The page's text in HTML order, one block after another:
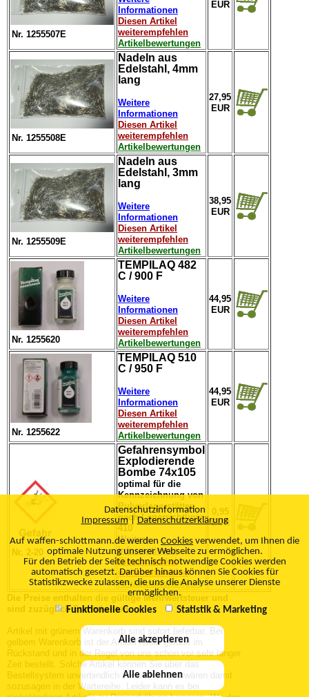
Nr. 1255507E
Informationen
Diesen Artikel
weiterempfehlen
Artikelbewertungen
EUR
Nr. 1255508E
Nadeln aus
Edelstahl, 4mm
lang
Weitere
Informationen
Diesen Artikel
weiterempfehlen
Artikelbewertungen
27,95
EUR
Nr. 1255509E
Nadeln aus
Edelstahl, 3mm
lang
Weitere
Informationen
Diesen Artikel
weiterempfehlen
Artikelbewertungen
38,95
EUR
Nr. 1255620
TEMPILAQ 482
C / 900 F
Weitere
Informationen
Diesen Artikel
weiterempfehlen
Artikelbewertungen
44,95
EUR
Nr. 1255622
TEMPILAQ 510
C / 950 F
Weitere
Informationen
Diesen Artikel
weiterempfehlen
Artikelbewertungen
44,95
EUR
Nr. 2-20
Gefahrensymbol
Explodierende
Bombe 74x105
optimal für die
Kennzeichnung von
Pulverlagerstätten
nach Lagerrichtlinie
410
Weitere
Informationen
Diesen Artikel
weiterempfehlen
Artikelbewertungen
0,95
EUR
Die Preise enthalten die gültige Mehrwertsteuer und
sind zuzüglich Frachtkosten.
Artikel mit grünem Warenkorb sind sofort lieferbar. Bei
gelbem Warenkorb ist der Artikel leider gerade im
Rückstand und in der Regel von uns schon vor sehr langer
Zeit bestellt. Solche Artikel können Sie über das
Bestellsystem unverbindlich vormerken und wären damit
sozusagen in der Wartereihe. Leider kann es bei
Datenschutzinformation
Impressum| Datenschutzerklärung
Auf waffen-schlottmann.de werden Cookies verwendet, um Ihnen die
optimale Nutzung unserer Webseite zu ermöglichen.
Für den Betrieb der Seite technisch notwendige Cookies werden
automatisch gesetzt. Darüber hinaus können Sie Cookies für
Statistikzwecke zulassen, die uns die Analyse unserer Dienste
ermöglichen.
Funktionelle Cookies
Statistik & Marketing
Alle akzeptieren
Alle ablehnen